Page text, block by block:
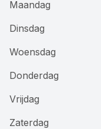
Maandag
Dinsdag
Woensdag
Donderdag
Vrijdag
Zaterdag